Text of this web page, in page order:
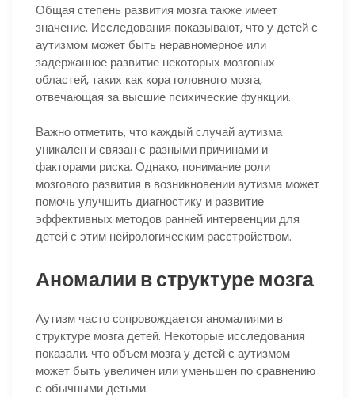
Общая степень развития мозга также имеет
значение. Исследования показывают, что у детей с
аутизмом может быть неравномерное или
задержанное развитие некоторых мозговых
областей, таких как кора головного мозга,
отвечающая за высшие психические функции.
Важно отметить, что каждый случай аутизма
уникален и связан с разными причинами и
факторами риска. Однако, понимание роли
мозгового развития в возникновении аутизма может
помочь улучшить диагностику и развитие
эффективных методов ранней интервенции для
детей с этим нейрологическим расстройством.
Аномалии в структуре мозга
Аутизм часто сопровождается аномалиями в
структуре мозга детей. Некоторые исследования
показали, что объем мозга у детей с аутизмом
может быть увеличен или уменьшен по сравнению
с обычными детьми.